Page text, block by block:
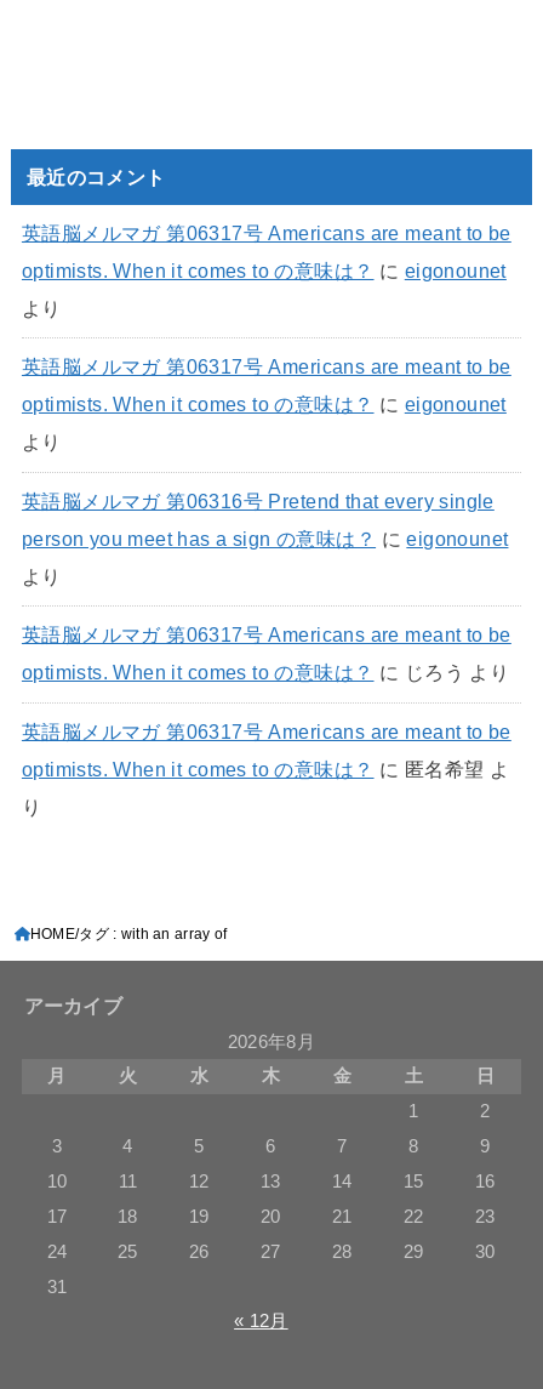
最近のコメント
英語脳メルマガ 第06317号 Americans are meant to be
optimists. When it comes to の意味は？ に eigonounet
より
英語脳メルマガ 第06317号 Americans are meant to be
optimists. When it comes to の意味は？ に eigonounet
より
英語脳メルマガ 第06316号 Pretend that every single
person you meet has a sign の意味は？ にeigonounet
より
英語脳メルマガ 第06317号 Americans are meant to be
optimists. When it comes to の意味は？ に じろう より
英語脳メルマガ 第06317号 Americans are meant to be
optimists. When it comes to の意味は？ に 匿名希望 よ
り
HOME タグ : with an array of
アーカイブ
2026年8月
月
火 水 木 金 土
日
1
2
3
4 5 6 7 8
9
10
11 12 13 14 15
16
17
18 19 20 21 22
23
24
25 26 27 28 29
30
31
« 12月